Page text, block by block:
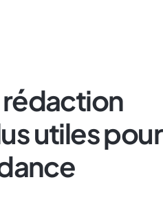
rédaction
utiles pour